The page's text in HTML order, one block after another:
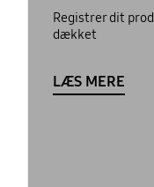
Registrer dit
dækket
LÆS MERE